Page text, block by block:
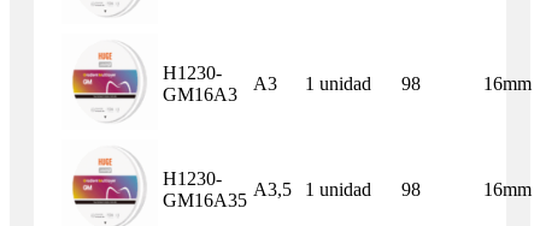
H1230-
GM16A3
A3 1 unidad 98 16mm
H1230-
GM16A35
A3,5 1 unidad 98 16mm